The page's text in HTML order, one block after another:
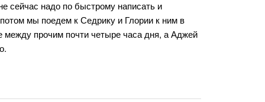
сейчас надо по быстрому написать и
потом мы поедем к Седрику и Глории к ним в
между прочим почти четыре часа дня, а Аджей